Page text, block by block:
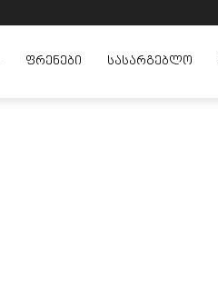
ᲤᲠᲔᲜᲔᲑᲘ ᲡᲐᲡᲐᲠᲒᲔᲑᲚᲝ